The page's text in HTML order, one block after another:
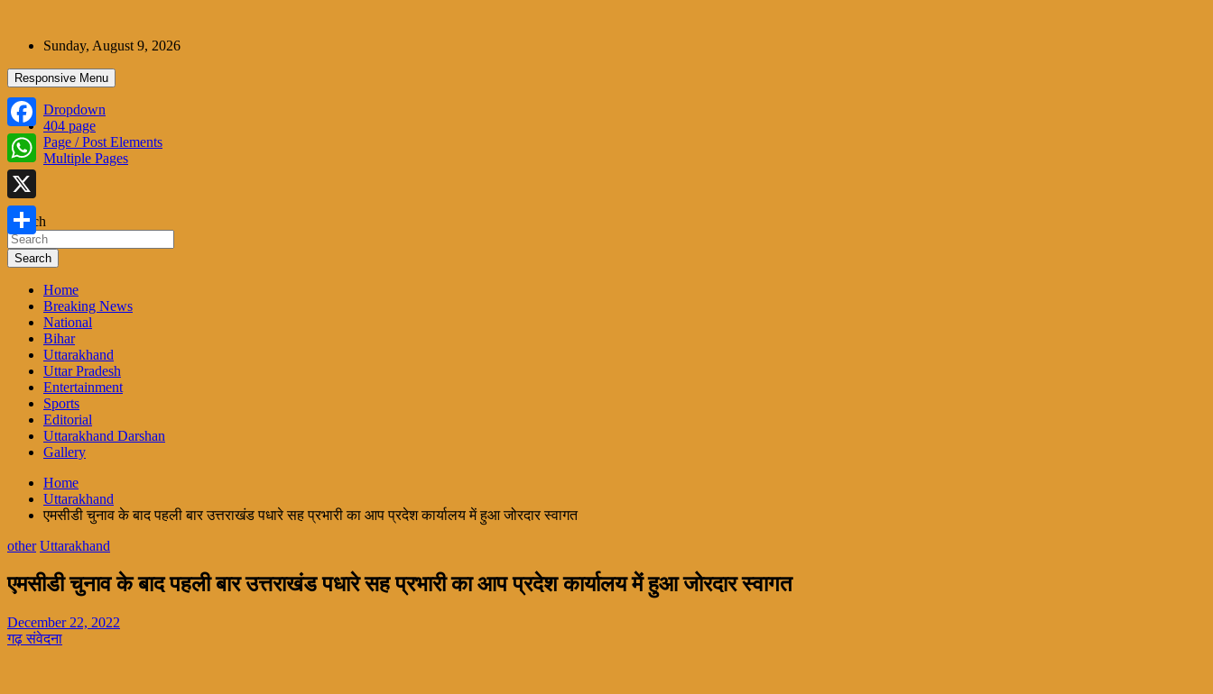
contentSunday, August 9, 2026
Responsive Menu
Dropdown
404 page
Page / Post Elements
Multiple Pages
Search
Search
Home
Breaking News
National
Bihar
Uttarakhand
Uttar Pradesh
Entertainment
Sports
Editorial
Uttarakhand Darshan
Gallery
Home
Uttarakhand
एमसीडी चुनाव के बाद पहली बार उत्तराखंड पधारे सह प्रभारी का आप प्रदेश कार्यालय में हुआ जोरदार स्वागत
other Uttarakhand
एमसीडी चुनाव के बाद पहली बार उत्तराखंड पधारे सह प्रभारी का आप प्रदेश कार्यालय में हुआ जोरदार स्वागत
December 22, 2022
गढ़ संवेदना
Facebook
WhatsApp
X
Share